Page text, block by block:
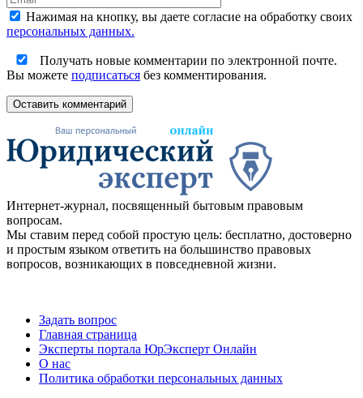
Нажимая на кнопку, вы даете согласие на обработку своих
персональных данных.
Получать новые комментарии по электронной почте.
Вы можете подписаться без комментирования.
Оставить комментарий
Интернет-журнал, посвященный бытовым правовым
вопросам.
Мы ставим перед собой простую цель: бесплатно, достоверно
и простым языком ответить на большинство правовых
вопросов, возникающих в повседневной жизни.
Задать вопрос
Главная страница
Эксперты портала ЮрЭксперт Онлайн
О нас
Политика обработки персональных данных